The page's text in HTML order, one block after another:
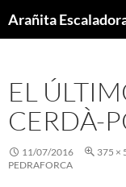
toArañita
EL
CERDÀ-
11/07/2016 375 ×
PEDRAFORCA